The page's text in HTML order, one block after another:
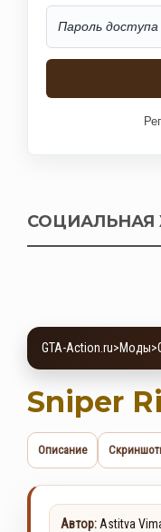
СОЦИАЛЬНАЯ
GTA-Action.ru>Моды>
Sniper
Описание
Автор: Astitva